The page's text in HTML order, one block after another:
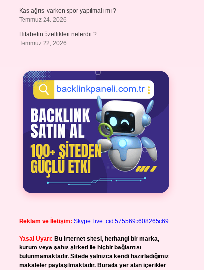
Kas ağrısı varken spor yapılmalı mı ?
Temmuz 24, 2026
Hitabetin özellikleri nelerdir ?
Temmuz 22, 2026
Reklam ve İletişim: Skype: live:.cid.575569c608265c69
Yasal Uyarı: Bu internet sitesi, herhangi bir marka,
kurum veya şahıs şirketi ile hiçbir bağlantısı
bulunmamaktadır. Sitede yalnızca kendi hazırladığımız
makaleler paylaşılmaktadır. Burada yer alan içerikler